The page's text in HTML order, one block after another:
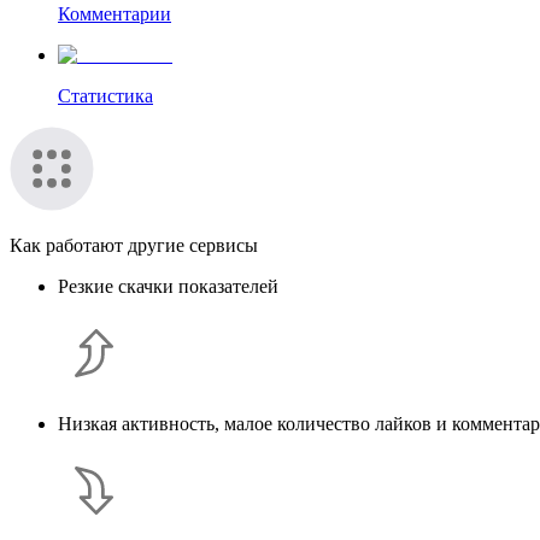
Комментарии
Статистика
Как работают другие сервисы
Резкие скачки показателей
Низкая активность, малое количество лайков и